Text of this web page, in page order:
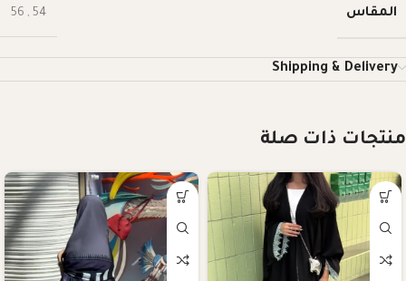
المقاس 54
,
56
Shipping & Delivery
منتجات ذات صلة